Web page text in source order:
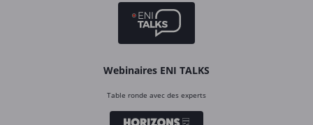
Webinaires ENI TALKS
Table ronde avec des experts